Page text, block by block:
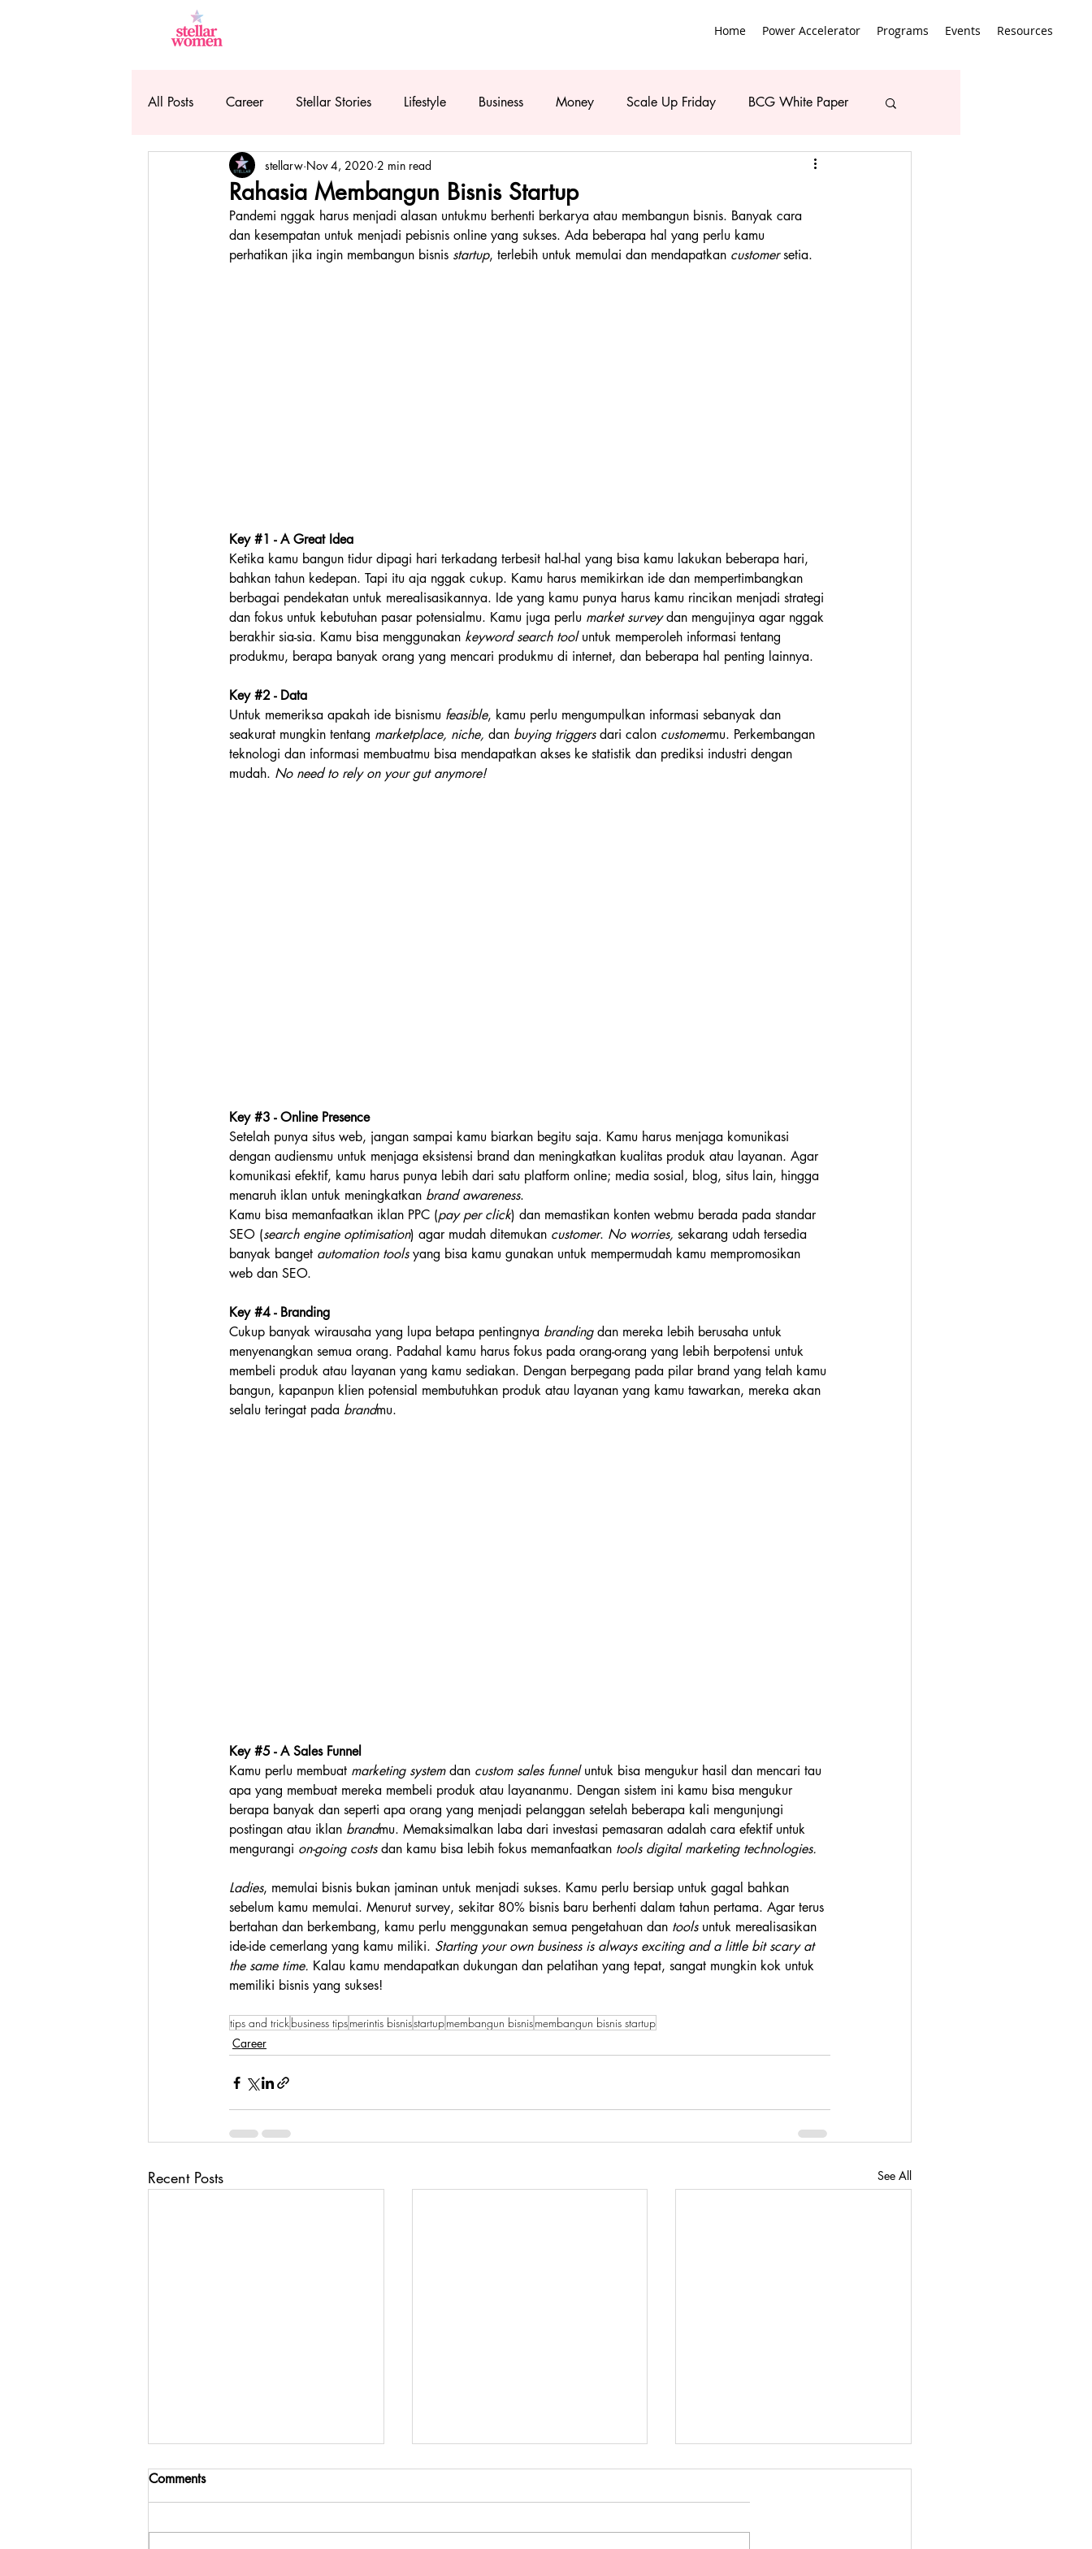
Home Power Accelerator Programs Events Resources
All Posts Career Stellar Stories Lifestyle Business Money Scale Up Friday BCG White Paper
Rahasia Membangun Bisnis Startup
stellarw Nov 4, 2020 2 min read
Pandemi nggak harus menjadi alasan untukmu berhenti berkarya atau membangun bisnis. Banyak cara
dan kesempatan untuk menjadi pebisnis online yang sukses. Ada beberapa hal yang perlu kamu
perhatikan jika ingin membangun bisnis startup, terlebih untuk memulai dan mendapatkan customer setia.
Key #1 - A Great Idea
Ketika kamu bangun tidur dipagi hari terkadang terbesit hal-hal yang bisa kamu lakukan beberapa hari,
bahkan tahun kedepan. Tapi itu aja nggak cukup. Kamu harus memikirkan ide dan mempertimbangkan
berbagai pendekatan untuk merealisasikannya. Ide yang kamu punya harus kamu rincikan menjadi strategi
dan fokus untuk kebutuhan pasar potensialmu. Kamu juga perlu market survey dan mengujinya agar nggak
berakhir sia-sia. Kamu bisa menggunakan keyword search tool untuk memperoleh informasi tentang
produkmu, berapa banyak orang yang mencari produkmu di internet, dan beberapa hal penting lainnya.
Key #2 - Data
Untuk memeriksa apakah ide bisnismu feasible, kamu perlu mengumpulkan informasi sebanyak dan
seakurat mungkin tentang marketplace, niche, dan buying triggers dari calon customermu. Perkembangan
teknologi dan informasi membuatmu bisa mendapatkan akses ke statistik dan prediksi industri dengan
mudah. No need to rely on your gut anymore!
Key #3 - Online Presence
Setelah punya situs web, jangan sampai kamu biarkan begitu saja. Kamu harus menjaga komunikasi
dengan audiensmu untuk menjaga eksistensi brand dan meningkatkan kualitas produk atau layanan. Agar
komunikasi efektif, kamu harus punya lebih dari satu platform online; media sosial, blog, situs lain, hingga
menaruh iklan untuk meningkatkan brand awareness.
Kamu bisa memanfaatkan iklan PPC (pay per click) dan memastikan konten webmu berada pada standar
SEO (search engine optimisation) agar mudah ditemukan customer. No worries, sekarang udah tersedia
banyak banget automation tools yang bisa kamu gunakan untuk mempermudah kamu mempromosikan
web dan SEO.
Key #4 - Branding
Cukup banyak wirausaha yang lupa betapa pentingnya branding dan mereka lebih berusaha untuk
menyenangkan semua orang. Padahal kamu harus fokus pada orang-orang yang lebih berpotensi untuk
membeli produk atau layanan yang kamu sediakan. Dengan berpegang pada pilar brand yang telah kamu
bangun, kapanpun klien potensial membutuhkan produk atau layanan yang kamu tawarkan, mereka akan
selalu teringat pada brandmu.
Key #5 - A Sales Funnel
Kamu perlu membuat marketing system dan custom sales funnel untuk bisa mengukur hasil dan mencari tau
apa yang membuat mereka membeli produk atau layananmu. Dengan sistem ini kamu bisa mengukur
berapa banyak dan seperti apa orang yang menjadi pelanggan setelah beberapa kali mengunjungi
postingan atau iklan brandmu. Memaksimalkan laba dari investasi pemasaran adalah cara efektif untuk
mengurangi on-going costs dan kamu bisa lebih fokus memanfaatkan tools digital marketing technologies.
Ladies, memulai bisnis bukan jaminan untuk menjadi sukses. Kamu perlu bersiap untuk gagal bahkan
sebelum kamu memulai. Menurut survey, sekitar 80% bisnis baru berhenti dalam tahun pertama. Agar terus
bertahan dan berkembang, kamu perlu menggunakan semua pengetahuan dan tools untuk merealisasikan
ide-ide cemerlang yang kamu miliki. Starting your own business is always exciting and a little bit scary at
the same time. Kalau kamu mendapatkan dukungan dan pelatihan yang tepat, sangat mungkin kok untuk
memiliki bisnis yang sukses!
tips and trickbusiness tipsmerintis bisnisstartupmembangun bisnismembangun bisnis startup
Career
Recent Posts See All
Comments